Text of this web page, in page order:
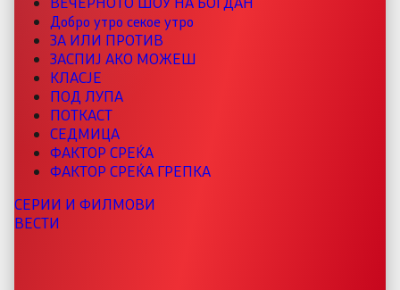
Добро утро секое утро
ЗА ИЛИ ПРОТИВ
ЗАСПИЈ АКО МОЖЕШ
КЛАСЈЕ
ПОД ЛУПА
ПОТКАСТ
СЕДМИЦА
ФАКТОР СРЕЌА
ФАКТОР СРЕЌА ГРЕПКА
СЕРИИ И ФИЛМОВИ
ВЕСТИ